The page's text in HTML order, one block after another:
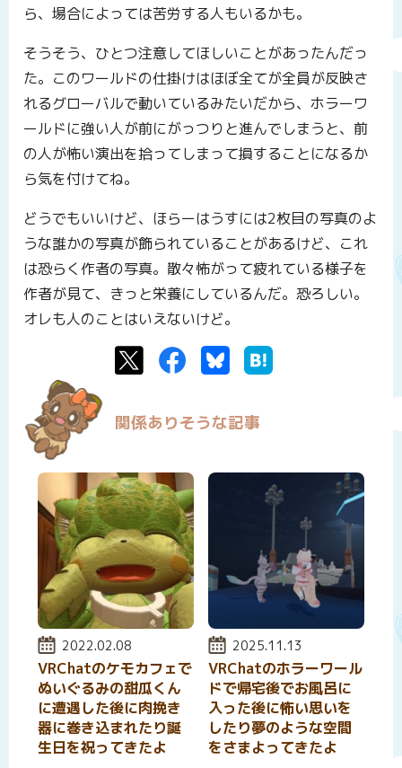
ら、場合によっては苦労する人もいるかも。
そうそう、ひとつ注意してほしいことがあったんだっ
た。このワールドの仕掛けはほぼ全てが全員が反映さ
れるグローバルで動いているみたいだから、ホラーワ
ールドに強い人が前にがっつりと進んでしまうと、前
の人が怖い演出を拾ってしまって損することになるか
ら気を付けてね。
どうでもいいけど、ほらーはうすには2枚目の写真のよ
うな誰かの写真が飾られていることがあるけど、これ
は恐らく作者の写真。散々怖がって疲れている様子を
作者が見て、きっと栄養にしているんだ。恐ろしい。
オレも人のことはいえないけど。
TwitterFacebookBluesky
関係ありそうな記事
投稿日:
2022.02.08
VRChatのケモカフェで
ぬいぐるみの甜瓜くん
に遭遇した後に肉挽き
器に巻き込まれたり誕
生日を祝ってきたよ
投稿日:
2025.11.13
VRChatのホラーワール
ドで帰宅後でお風呂に
入った後に怖い思いを
したり夢のような空間
をさまよってきたよ